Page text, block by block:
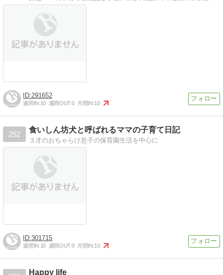
291652
週間IN:10 週間OUT:0 月間IN:10
252
食いしん坊犬と呼ばれるママの子育て日記
３才のおちゃらけ息子の保育園生活を中心に
301715
週間IN:10 週間OUT:0 月間IN:10
Happy life